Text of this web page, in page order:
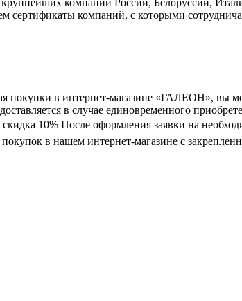
компаний России, Белоруссии,
сертификаты компаний, с которыми
покупки в интернет-магазине «ГАЛЕОН», вы
в случае единовременного
10% После оформления заявки на
в нашем интернет-магазине с